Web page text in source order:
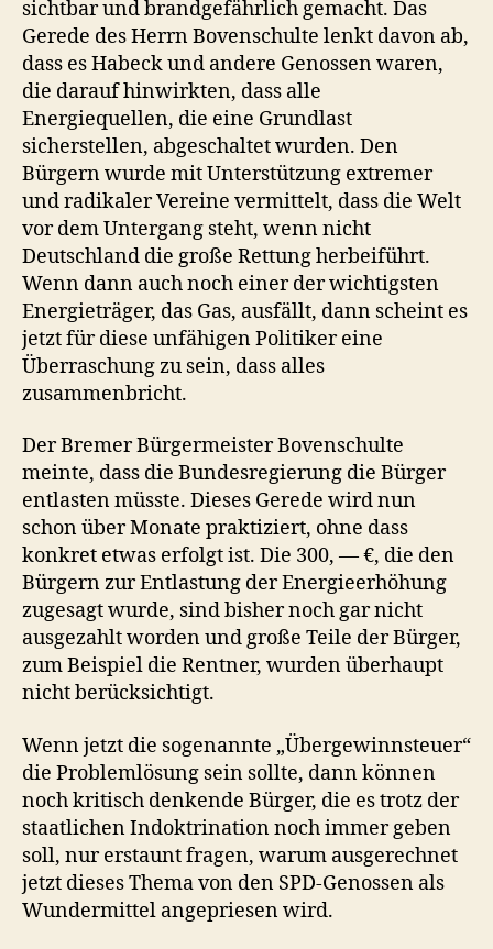
sichtbar und brandgefährlich gemacht. Das
Gerede des Herrn Bovenschulte lenkt davon ab,
dass es Habeck und andere Genossen waren,
die darauf hinwirkten, dass alle
Energiequellen, die eine Grundlast
sicherstellen, abgeschaltet wurden. Den
Bürgern wurde mit Unterstützung extremer
und radikaler Vereine vermittelt, dass die Welt
vor dem Untergang steht, wenn nicht
Deutschland die große Rettung herbeiführt.
Wenn dann auch noch einer der wichtigsten
Energieträger, das Gas, ausfällt, dann scheint es
jetzt für diese unfähigen Politiker eine
Überraschung zu sein, dass alles
zusammenbricht.
Der Bremer Bürgermeister Bovenschulte
meinte, dass die Bundesregierung die Bürger
entlasten müsste. Dieses Gerede wird nun
schon über Monate praktiziert, ohne dass
konkret etwas erfolgt ist. Die 300, — €, die den
Bürgern zur Entlastung der Energieerhöhung
zugesagt wurde, sind bisher noch gar nicht
ausgezahlt worden und große Teile der Bürger,
zum Beispiel die Rentner, wurden überhaupt
nicht berücksichtigt.
Wenn jetzt die sogenannte „Übergewinnsteuer“
die Problemlösung sein sollte, dann können
noch kritisch denkende Bürger, die es trotz der
staatlichen Indoktrination noch immer geben
soll, nur erstaunt fragen, warum ausgerechnet
jetzt dieses Thema von den SPD-Genossen als
Wundermittel angepriesen wird.